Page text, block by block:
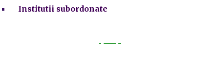
Institutii subordonate